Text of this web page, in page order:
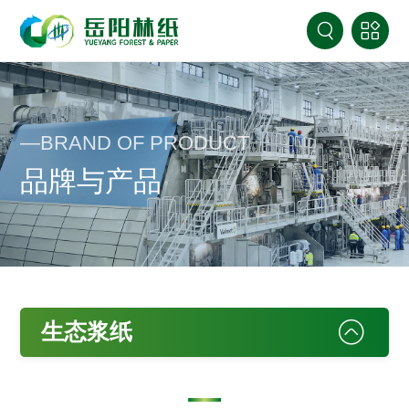
—BRAND OF PRODUCT
品牌与产品
生态浆纸